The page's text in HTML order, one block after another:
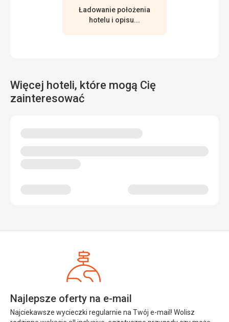
Ta recenzja została automatycznie przetłumaczona za
pomocą Google Translate
Ładowanie położenia
hotelu i opisu...
Więcej hoteli, które mogą Cię
zainteresować
Najlepsze oferty na e-mail
Najciekawsze wycieczki regularnie na Twój e-mail! Wolisz